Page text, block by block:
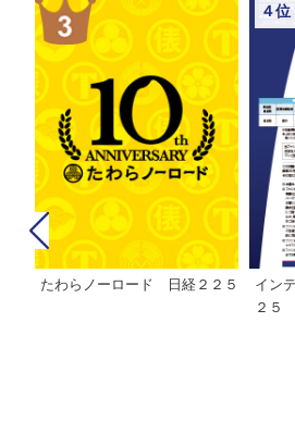
たわらノーロード 日経２２５
４位
イン
２５